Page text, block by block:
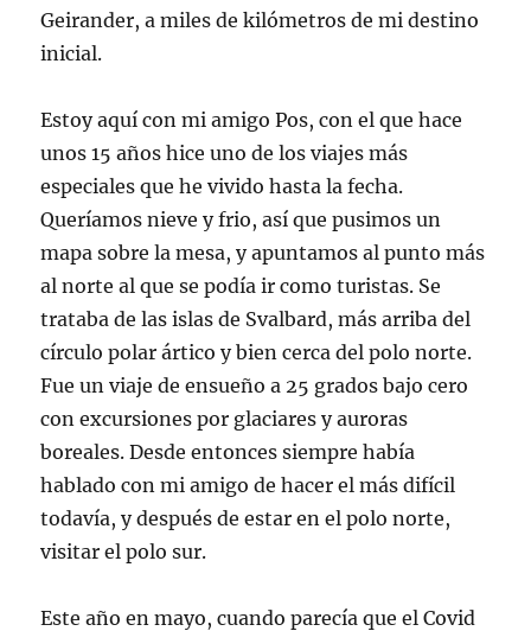
Geirander, a miles de kilómetros de mi destino
inicial.
Estoy aquí con mi amigo Pos, con el que hace
unos 15 años hice uno de los viajes más
especiales que he vivido hasta la fecha.
Queríamos nieve y frio, así que pusimos un
mapa sobre la mesa, y apuntamos al punto más
al norte al que se podía ir como turistas. Se
trataba de las islas de Svalbard, más arriba del
círculo polar ártico y bien cerca del polo norte.
Fue un viaje de ensueño a 25 grados bajo cero
con excursiones por glaciares y auroras
boreales. Desde entonces siempre había
hablado con mi amigo de hacer el más difícil
todavía, y después de estar en el polo norte,
visitar el polo sur.
Este año en mayo, cuando parecía que el Covid